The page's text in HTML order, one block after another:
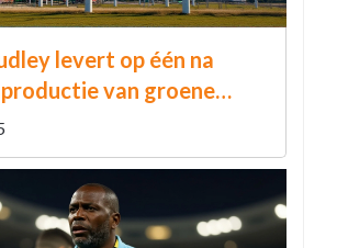
levert op één na
van groene
NL